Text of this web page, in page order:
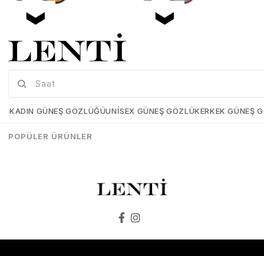
Mia-Maria-OF127-C2-56 Mia-Maria-OF126-C3-56
KADIN GÜNEŞ GÖZLÜĞÜUNISEX GÜNEŞ GÖZLÜKERKEK GÜNEŞ
POPÜLER ÜRÜNLER